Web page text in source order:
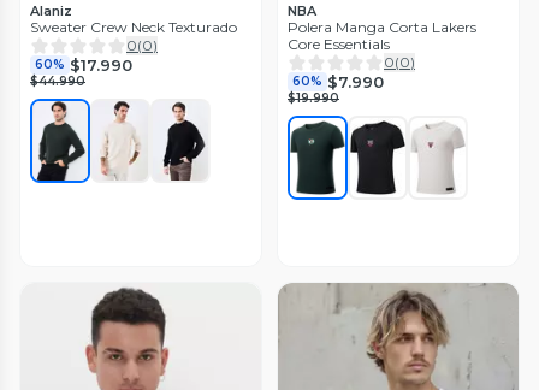
Alaniz
Sweater Crew Neck Texturado
0(0)
60% $17.990
$44.990
NBA
Polera Manga Corta Lakers
Core Essentials
0(0)
60% $7.990
$19.990